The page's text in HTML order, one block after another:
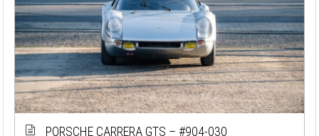
PORSCHE CARRERA GTS – #904-030